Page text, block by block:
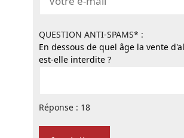
QUESTION ANTI-SPAMS* :
En dessous de quel âge la vente
est-elle interdite ?
Réponse : 18